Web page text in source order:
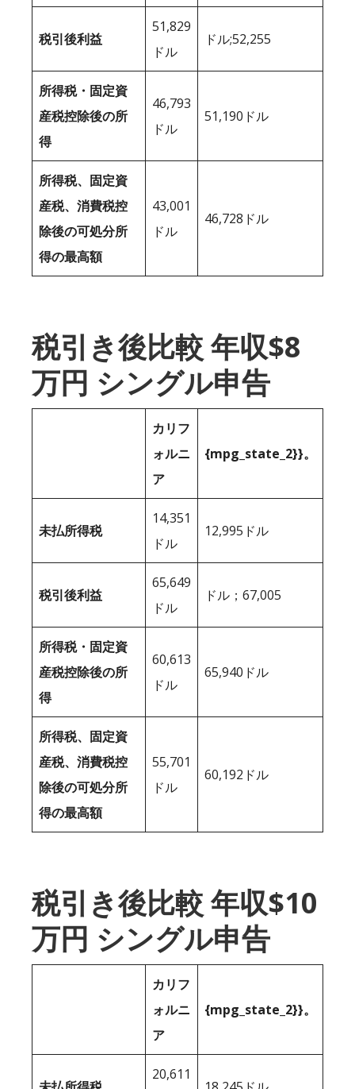
税引後利益
51,829
ドル
ドル;52,255
所得税・固定資
産税控除後の所
得
46,793
ドル
51,190ドル
所得税、固定資
産税、消費税控
除後の可処分所
得の最高額
43,001
ドル
46,728ドル
税引き後比較 年収$8
万円 シングル申告
カリフ
ォルニ
ア
{mpg_state_2}}。
未払所得税
14,351
ドル
12,995ドル
税引後利益
65,649
ドル
ドル；67,005
所得税・固定資
産税控除後の所
得
60,613
ドル
65,940ドル
所得税、固定資
産税、消費税控
除後の可処分所
得の最高額
55,701
ドル
60,192ドル
税引き後比較 年収$10
万円 シングル申告
カリフ
ォルニ
ア
{mpg_state_2}}。
20,611